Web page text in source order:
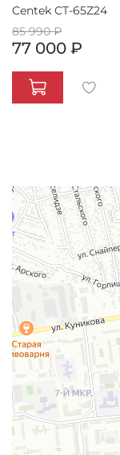
Centek CT-65Z24
85 990 ₽
77 000 ₽